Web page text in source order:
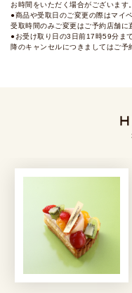
お時間をいただく場合がございます。
●商品や受取日のご変更の際はマイ
受取時間のみご変更はご予約店舗に
●お受け取り日の3日前17時59分ま
降のキャンセルにつきましてはご予